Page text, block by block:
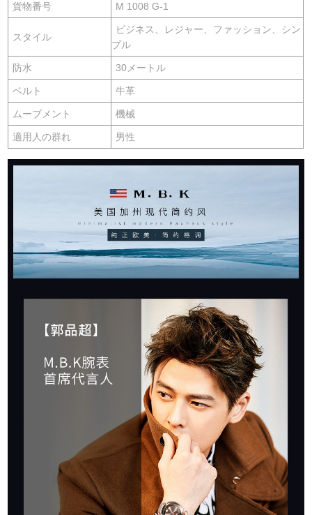
貨物番号 M 1008 G-1
スタイル
ビジネス、レジャー、ファッション、シン
プル
防水 30メートル
ベルト 牛革
ムーブメント 機械
適用人の群れ 男性